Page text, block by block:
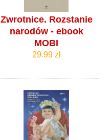
Zwrotnice. Rozstanie
narodów - ebook
MOBI
29.99 zł